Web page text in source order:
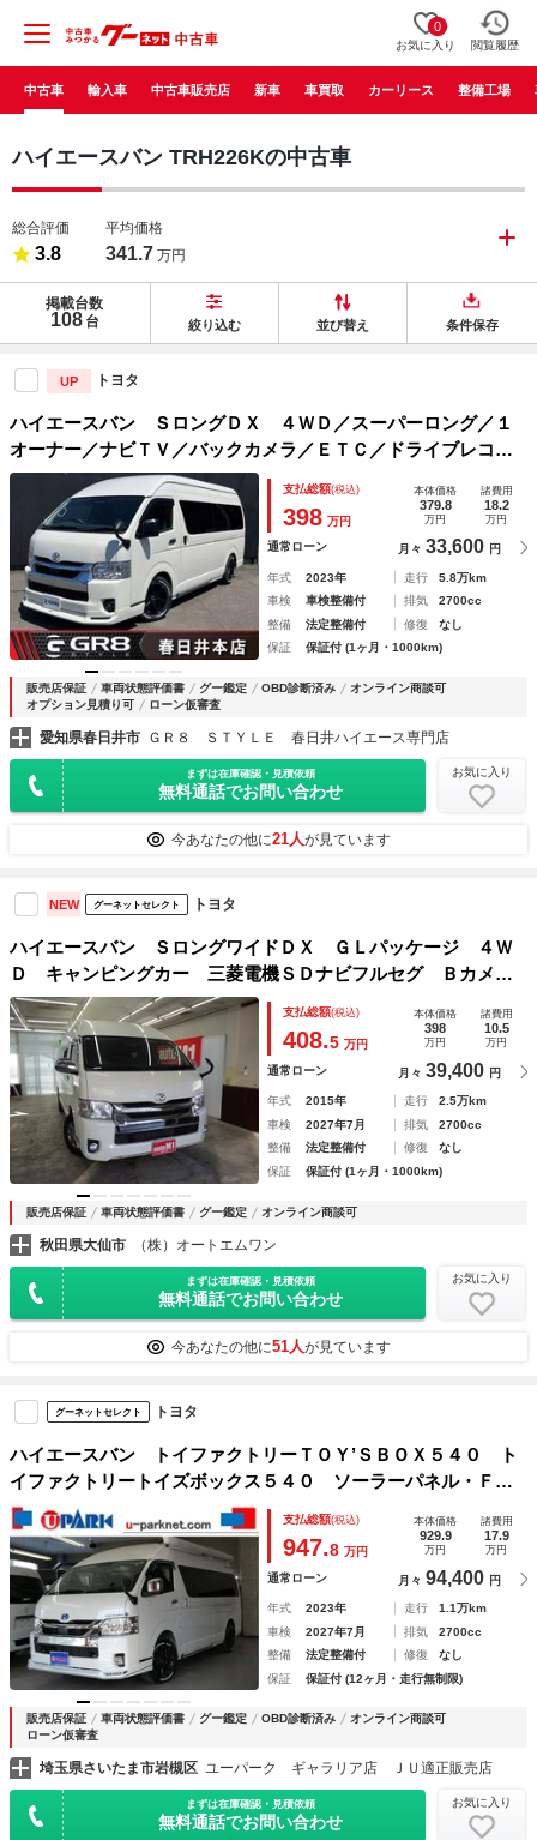
0
お気に入り 閲覧履歴
中古車 輸入車 中古車販売店 新車 車買取 カーリース 整備工場
ハイエースバン TRH226Kの中古車
総合評価
3.8
平均価格
341.7 万円
掲載台数
108 台 絞り込む 並び替え 条件保存
UP トヨタ
ハイエースバン ＳロングＤＸ ４ＷＤ／スーパーロング／１
オーナー／ナビＴＶ／バックカメラ／ＥＴＣ／ドライブレコー
ダー／モデリスタフロントスポイラー／１７ｉｎアルミホイー
ル／ＬＥＤヘッドライト／ローダウン／カヤバショックアブソ
ーバー
支払総額(税込)
398 万円
本体価格
379.8
万円
諸費用
18.2
万円
通常ローン 月々 33,600 円
年式 2023年 走行
5.8万km
車検
車検整備付 排気
2700cc
整備
法定整備付 修復
なし
保証
保証付 (1ヶ月・1000km)
販売店保証 車両状態評価書 グー鑑定 OBD診断済み
オンライン商談可
オプション見積り可
ローン仮審査
愛知県春日井市 ＧＲ８ ＳＴＹＬＥ 春日井ハイエース専門店
まずは在庫確認・見積依頼
無料通話でお問い合わせ
お気に入り
今あなたの他に21人が見ています
NEW グーネットセレクト トヨタ
ハイエースバン ＳロングワイドＤＸ ＧＬパッケージ ４Ｗ
Ｄ キャンピングカー 三菱電機ＳＤナビフルセグ Ｂカメ
ラ ビルトインＥＴＣ リヤクーラー リヤヒーター コーナ
ーセンサー シンク 冷蔵庫 電子レンジ 簡易トイレ サブ
バッテリー 走行充電 禁煙車
支払総額(税込)
408.5 万円
本体価格
398
万円
諸費用
10.5
万円
通常ローン 月々 39,400 円
年式 2015年 走行
2.5万km
車検
2027年7月 排気
2700cc
整備
法定整備付 修復
なし
保証
保証付 (1ヶ月・1000km)
販売店保証 車両状態評価書 グー鑑定 オンライン商談可
秋田県大仙市 （株）オートエムワン
まずは在庫確認・見積依頼
無料通話でお問い合わせ
お気に入り
今あなたの他に51人が見ています
グーネットセレクト トヨタ
ハイエースバン トイファクトリーＴＯＹ’ＳＢＯＸ５４０ ト
イファクトリートイズボックス５４０ ソーラーパネル・ＦＦ
ヒーター・ＭＡＸＸファン・家庭用エアコン・４０Ｌ冷蔵庫・
サブバッテリー×２・１５００Ｗインバーター・サイドオーニン
グ・強化足回り・外部充電
支払総額(税込)
947.8 万円
本体価格
929.9
万円
諸費用
17.9
万円
通常ローン 月々 94,400 円
年式 2023年 走行
1.1万km
車検
2027年7月 排気
2700cc
整備
法定整備付 修復
なし
保証
保証付 (12ヶ月・走行無制限)
販売店保証 車両状態評価書 グー鑑定 OBD診断済み
オンライン商談可
ローン仮審査
埼玉県さいたま市岩槻区 ユーパーク ギャラリア店 ＪＵ適正販売店
まずは在庫確認・見積依頼
無料通話でお問い合わせ
お気に入り